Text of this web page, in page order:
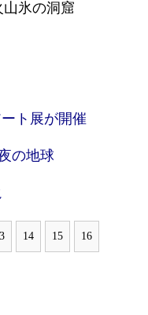
山氷の洞窟
ト展が開催
の地球
14 15 16